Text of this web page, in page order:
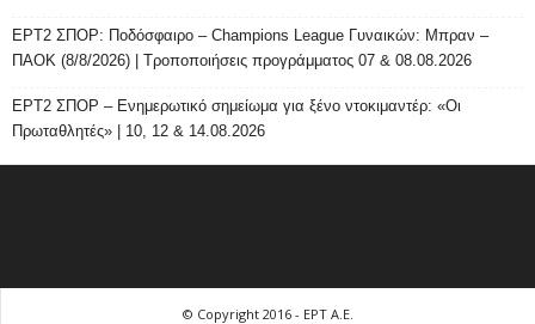
ΕΡΤ2 ΣΠΟΡ: Ποδόσφαιρο – Champions League Γυναικών: Μπραν –
ΠΑΟΚ (8/8/2026) | Τροποποιήσεις προγράμματος 07 & 08.08.2026
ΕΡΤ2 ΣΠΟΡ – Ενημερωτικό σημείωμα για ξένο ντοκιμαντέρ: «Οι
Πρωταθλητές» | 10, 12 & 14.08.2026
© Copyright 2016 - ΕΡΤ Α.Ε.